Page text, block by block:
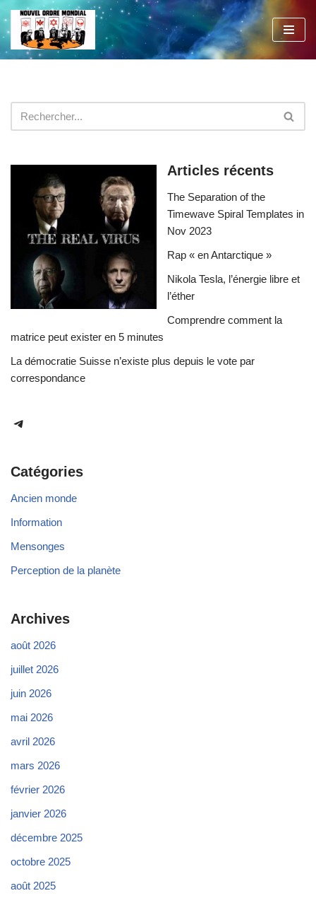
Aller
au
Articles récents
The Separation of the
Timewave Spiral Templates in
Nov 2023
Rap « en Antarctique »
Nikola Tesla, l’énergie libre et
l’éther
Comprendre comment la
matrice peut exister en 5 minutes
La démocratie Suisse n’existe plus depuis le vote par
correspondance
Catégories
Ancien monde
Information
Mensonges
Perception de la planète
Archives
août 2026
juillet 2026
juin 2026
mai 2026
avril 2026
mars 2026
février 2026
janvier 2026
décembre 2025
octobre 2025
août 2025